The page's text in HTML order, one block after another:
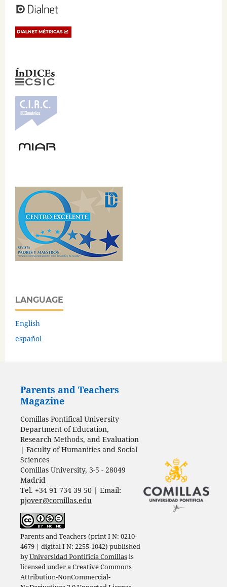
LANGUAGE
English
español
Parents and Teachers
Magazine
Comillas Pontifical University
Department of Education,
Research Methods, and Evaluation
| Faculty of Humanities and Social
Sciences
Comillas University, 3-5 - 28049
Madrid
Tel. +34 91 734 39 50 | Email:
pjover@comillas.edu
Parents and Teachers (print I N: 0210-
4679 | digital I N: 2255-1042) published
byUniversidad Pontificia Comillasis
licensed under aCreative Commons
Attribution-NonCommercial-